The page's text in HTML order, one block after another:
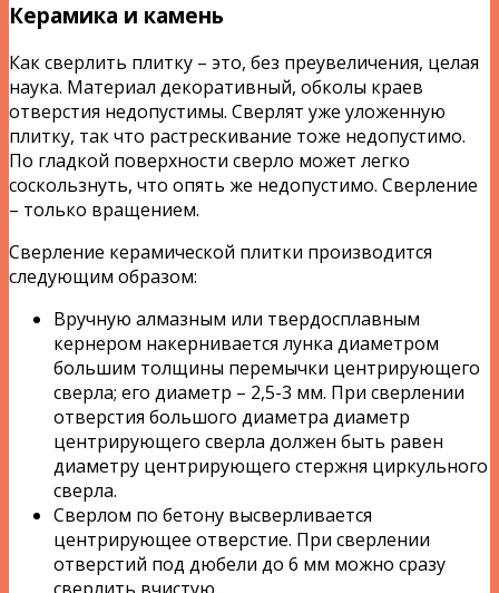
Керамика и камень
Как сверлить плитку – это, без преувеличения, целая
наука. Материал декоративный, обколы краев
отверстия недопустимы. Сверлят уже уложенную
плитку, так что растрескивание тоже недопустимо.
По гладкой поверхности сверло может легко
соскользнуть, что опять же недопустимо. Сверление
– только вращением.
Сверление керамической плитки производится
следующим образом:
Вручную алмазным или твердосплавным
кернером накернивается лунка диаметром
большим толщины перемычки центрирующего
сверла; его диаметр – 2,5-3 мм. При сверлении
отверстия большого диаметра диаметр
центрирующего сверла должен быть равен
диаметру центрирующего стержня циркульного
сверла.
Сверлом по бетону высверливается
центрирующее отверстие. При сверлении
отверстий под дюбели до 6 мм можно сразу